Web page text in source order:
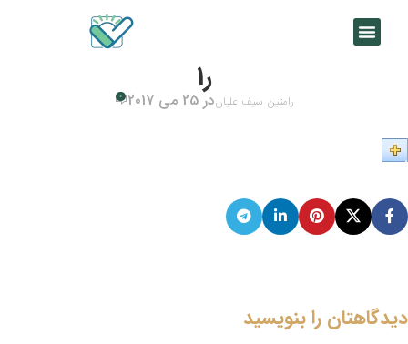
ر1
رامتین سیف علیاندر 25 می 2017 0
دیدگاهتان را بنویسید